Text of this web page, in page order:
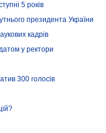
5 років
президента України
кадрів
у ректори
300 голосів